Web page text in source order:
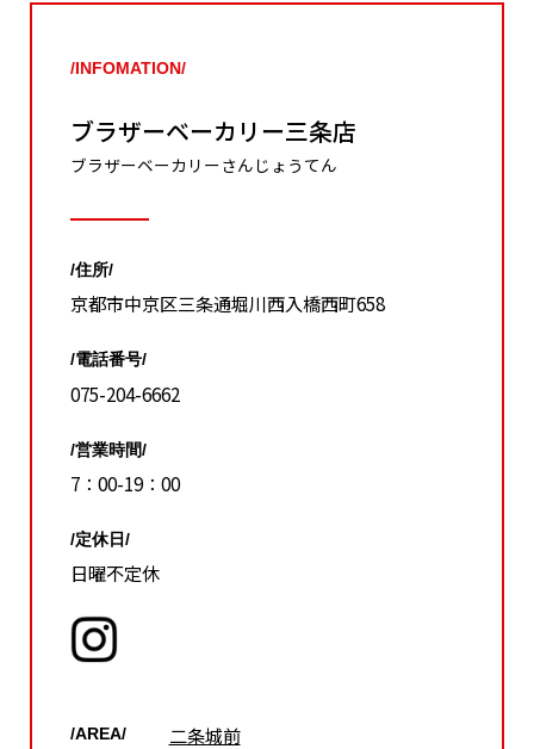
/INFOMATION/
ブラザーベーカリー三条店
ブラザーベーカリーさんじょうてん
/住所/
京都市中京区三条通堀川西入橋西町658
/電話番号/
075-204-6662
/営業時間/
7：00-19：00
/定休日/
日曜不定休
/AREA/ 二条城前